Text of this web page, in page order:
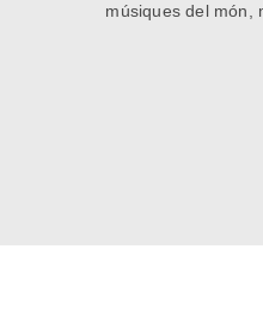
músiques del món,